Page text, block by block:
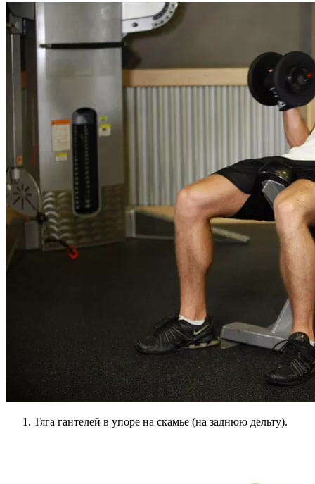
Тяга гантелей в упоре на скамье (на заднюю дельту).